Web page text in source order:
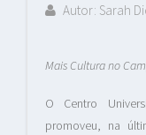
Autor: Sarah
O evento
Mais Cultura no
O Centro
promoveu, na